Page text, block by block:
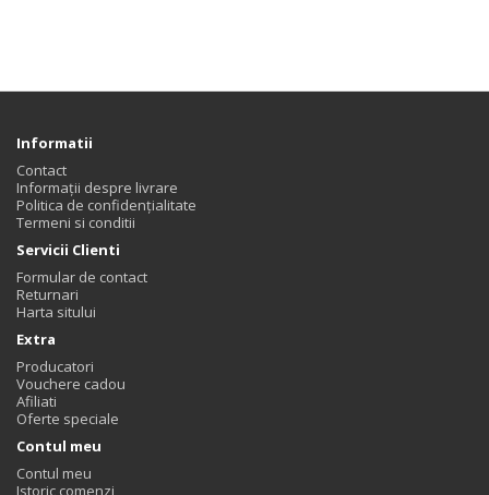
Informatii
Contact
Informații despre livrare
Politica de confidențialitate
Termeni si conditii
Servicii Clienti
Formular de contact
Returnari
Harta sitului
Extra
Producatori
Vouchere cadou
Afiliati
Oferte speciale
Contul meu
Contul meu
Istoric comenzi